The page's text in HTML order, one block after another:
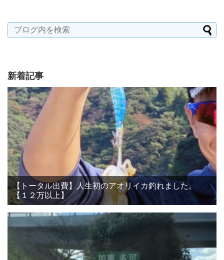
新着記事
【トータル出費】人生初のアオリイカ釣れました。
【１２万以上】